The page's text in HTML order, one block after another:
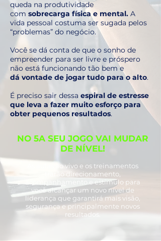
queda na produtividade
com sobrecarga física e mental. A
vida pessoal costuma ser sugada pelos
“problemas” do negócio.
Você se dá conta de que o sonho de
empreender para ser livre e próspero
não está funcionando tão bem e
dá vontade de jogar tudo para o alto.
É preciso sair dessa espiral de estresse
que leva a fazer muito esforço para
obter pequenos resultados.
NO 5A SEU JOGO VAI MUDAR
DE NÍVEL!
As aulas ao vivo e os treinamentos
trarão direcionamento,
acompanhamento e estímulo para
você alcançar um novo nível de
liderança que garantirá mais visão,
segurança e principalmente novos
resultados.